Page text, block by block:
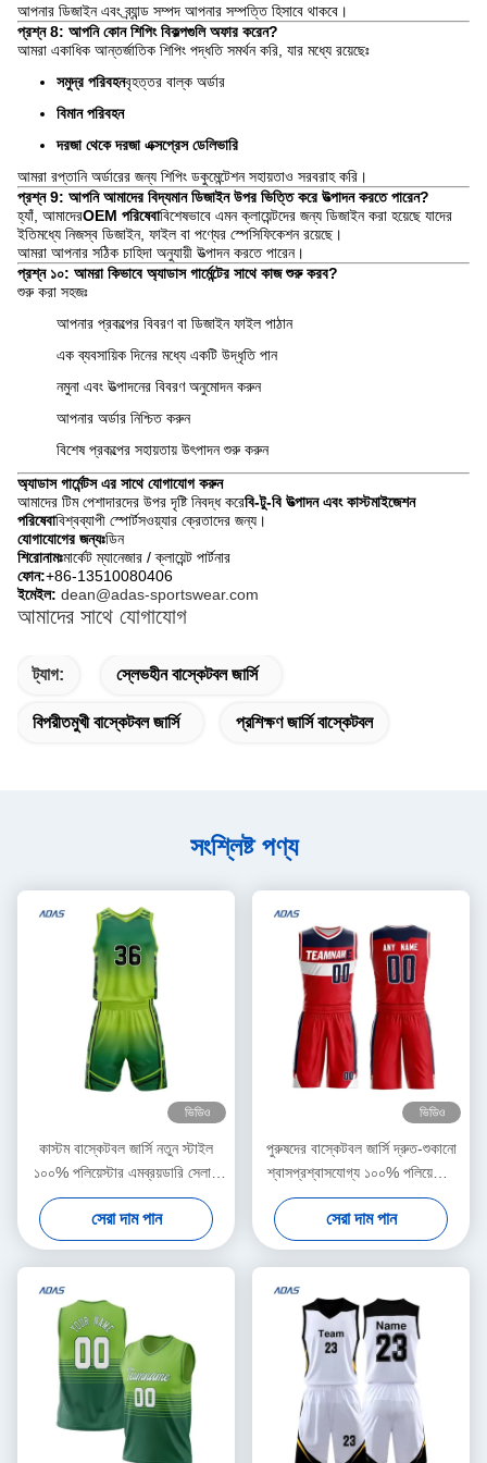
আপনার ডিজাইন এবং ব্র্যান্ড সম্পদ আপনার সম্পত্তি হিসাবে থাকবে।
প্রশ্ন 8: আপনি কোন শিপিং বিকল্পগুলি অফার করেন?
আমরা একাধিক আন্তর্জাতিক শিপিং পদ্ধতি সমর্থন করি, যার মধ্যে রয়েছেঃ
সমুদ্র পরিবহনবৃহত্তর বাল্ক অর্ডার
বিমান পরিবহন
দরজা থেকে দরজা এক্সপ্রেস ডেলিভারি
আমরা রপ্তানি অর্ডারের জন্য শিপিং ডকুমেন্টেশন সহায়তাও সরবরাহ করি।
প্রশ্ন 9: আপনি আমাদের বিদ্যমান ডিজাইন উপর ভিত্তি করে উত্পাদন করতে পারেন?
হ্যাঁ, আমাদেরOEM পরিষেবাবিশেষভাবে এমন ক্লায়েন্টদের জন্য ডিজাইন করা হয়েছে যাদের
ইতিমধ্যে নিজস্ব ডিজাইন, ফাইল বা পণ্যের স্পেসিফিকেশন রয়েছে।
আমরা আপনার সঠিক চাহিদা অনুযায়ী উত্পাদন করতে পারেন।
প্রশ্ন ১০: আমরা কিভাবে অ্যাডাস গার্মেন্টের সাথে কাজ শুরু করব?
শুরু করা সহজঃ
আপনার প্রকল্পের বিবরণ বা ডিজাইন ফাইল পাঠান
এক ব্যবসায়িক দিনের মধ্যে একটি উদ্ধৃতি পান
নমুনা এবং উত্পাদনের বিবরণ অনুমোদন করুন
আপনার অর্ডার নিশ্চিত করুন
বিশেষ প্রকল্পের সহায়তায় উৎপাদন শুরু করুন
অ্যাডাস গার্মেন্টস এর সাথে যোগাযোগ করুন
আমাদের টিম পেশাদারদের উপর দৃষ্টি নিবদ্ধ করেবি-টু-বি উত্পাদন এবং কাস্টমাইজেশন
পরিষেবাবিশ্বব্যাপী স্পোর্টসওয়্যার ক্রেতাদের জন্য।
যোগাযোগের জন্যঃডিন
শিরোনামঃমার্কেট ম্যানেজার / ক্লায়েন্ট পার্টনার
ফোন:+86-13510080406
ইমেইল: dean@adas-sportswear.com
আমাদের সাথে যোগাযোগ
ট্যাগ: স্লেভহীন বাস্কেটবল জার্সি
বিপরীতমুখী বাস্কেটবল জার্সি প্রশিক্ষণ জার্সি বাস্কেটবল
সংশ্লিষ্ট পণ্য
ভিডিও
কাস্টম বাস্কেটবল জার্সি নতুন স্টাইল
১০০% পলিয়েস্টার এমব্রয়ডারি সেলাই
করা প্রিন্টেড সিটি টিম কুইক ড্রাই
ব্রেথেবল স্পোর্টস ইউনিফর্ম
সেরা দাম পান
ভিডিও
পুরুষদের বাস্কেটবল জার্সি দ্রুত-শুকানো
শ্বাসপ্রশ্বাসযোগ্য ১০০% পলিয়েস্টার
নতুন উচ্চ মানের প্রশিক্ষণ ১০০%
পলিয়েস্টার প্রিন্টেড বাস্কেটবল
সেরা দাম পান